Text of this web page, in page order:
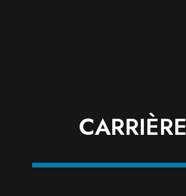
CARRIÈRE